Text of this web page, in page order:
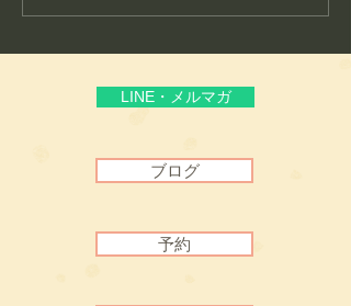
生まれた理由
LINE・メルマガ
ブログ
予約